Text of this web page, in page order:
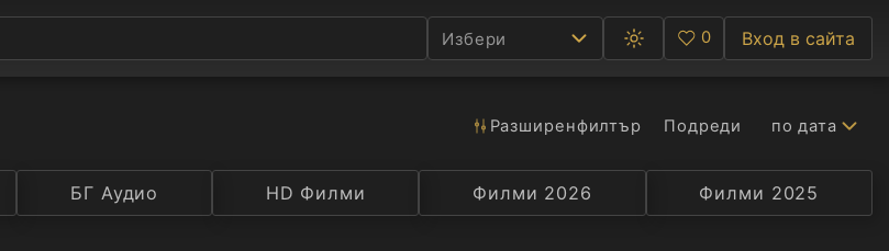
Избери
Превключване
между
светла
Любими
0 Вход в сайта
Разширенфилтър Подреди по дата
Рейтинг Селекция Превод Актьор
БГ Аудио HD Филми Филми 2026 Филми 2025